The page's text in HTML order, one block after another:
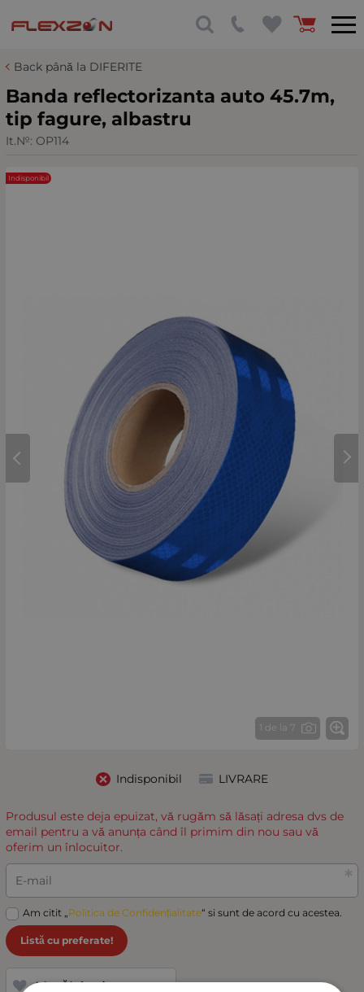
Back până la DIFERITE
Banda reflectorizanta auto 45.7m,
tip fagure, albastru
It.№: OP114
1 de la 7
Indisponibil
Indisponibil LIVRARE
Produsul este deja epuizat, vă rugăm să lăsați adresa dvs de
email pentru a vă anunța când îl primim din nou sau vă
oferim un înlocuitor.
E-mail
Am citit „ Politica de Confidențialitate“ si sunt de acord cu acestea.
Listă cu preferate!
Adaugă la favorite